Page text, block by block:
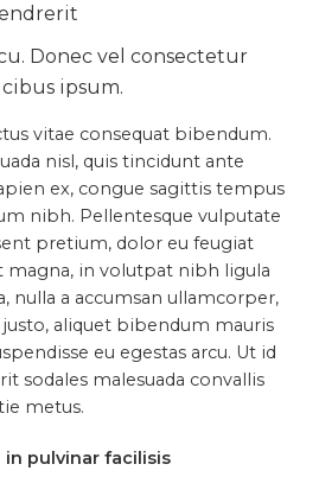
Donec vel consectetur
ipsum.
vitae consequat bibendum.
nisl, quis tincidunt ante
ex, congue sagittis tempus
nibh. Pellentesque vulputate
pretium, dolor eu feugiat
magna, in volutpat nibh ligula
nulla a accumsan ullamcorper,
aliquet bibendum mauris
eu egestas arcu. Ut id
sodales malesuada convallis
metus.
in pulvinar facilisis